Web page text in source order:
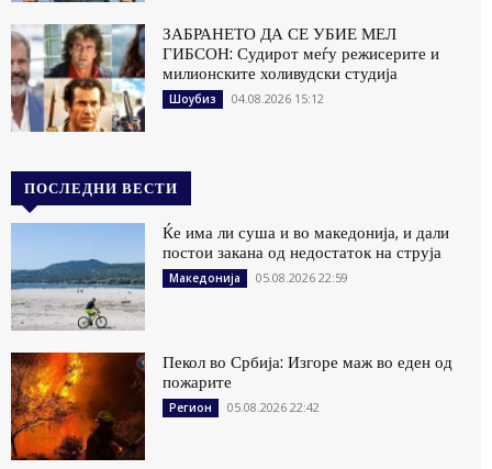
ЗАБРАНЕТО ДА СЕ УБИЕ МЕЛ
ГИБСОН: Судирот меѓу режисерите и
милионските холивудски студија
Шоубиз 04.08.2026 15:12
ПОСЛЕДНИ ВЕСТИ
Ќе има ли суша и во македонија, и дали
постои закана од недостаток на струја
Македонија 05.08.2026 22:59
Пекол во Србија: Изгоре маж во еден од
пожарите
Регион 05.08.2026 22:42